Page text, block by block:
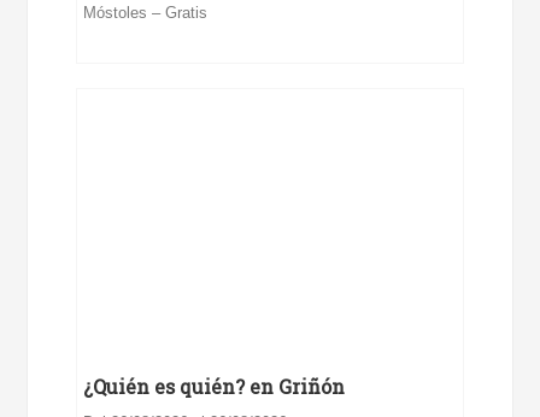
Móstoles – Gratis
¿Quién es quién? en Griñón